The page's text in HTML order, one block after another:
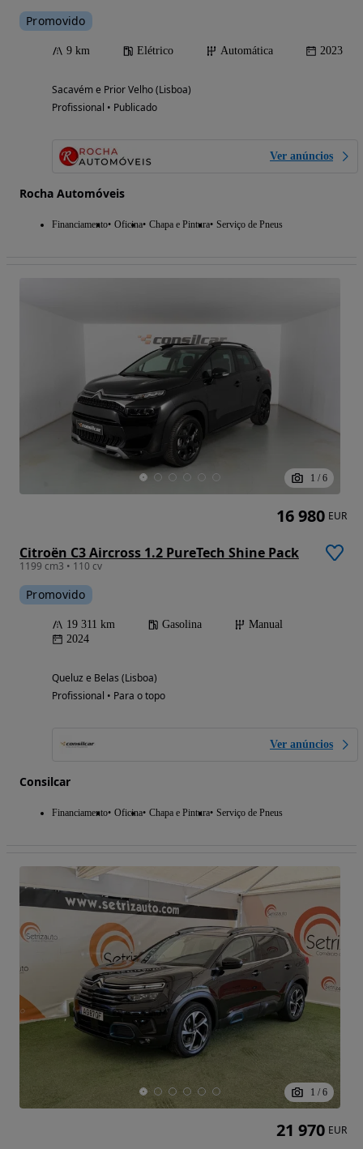
Promovido
9 km Elétrico Automática 2023
Sacavém e Prior Velho (Lisboa)
Profissional • Publicado
Ver anúncios
Rocha Automóveis
Financiamento Oficina Chapa e Pintura Serviço de Pneus
1 / 6
Citroën C3 Aircross 1.2 PureTech Shine Pack
1199 cm3 • 110 cv
Promovido
19 311 km Gasolina
Manual
2024
Queluz e Belas (Lisboa)
Profissional • Para o topo
Ver anúncios
Consilcar
Financiamento Oficina Chapa e Pintura Serviço de Pneus
16 980 EUR
1 / 6
21 970 EUR